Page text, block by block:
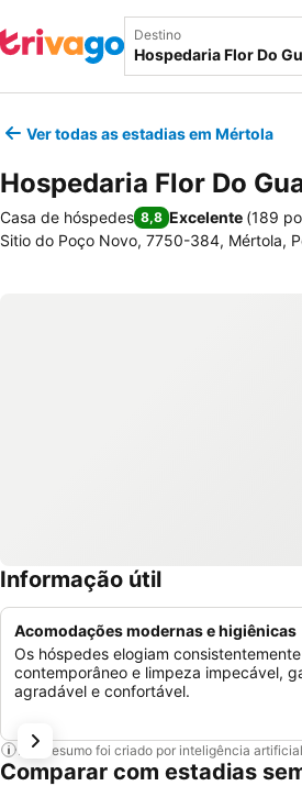
Destino
Ver todas as estadias em Mértola
Hospedaria Flor Do
Casa de hóspedes 8,8 Excelente (189
Sitio do Poço Novo, 7750-384, Mértola,
Informação útil
Acomodações modernas e higiênicas
Os hóspedes elogiam
contemporâneo e limpeza impecável,
agradável e confortável.
Este resumo foi criado por inteligência
Comparar com estadias